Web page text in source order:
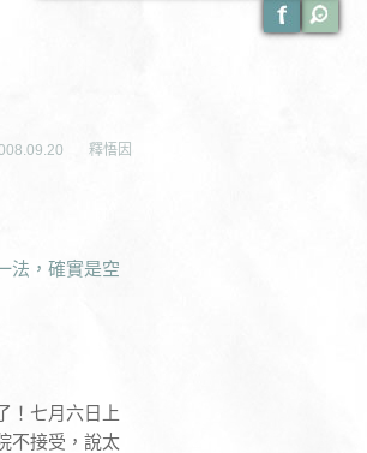
釋悟因
法，確實是空
！七月六日上
不接受，說太